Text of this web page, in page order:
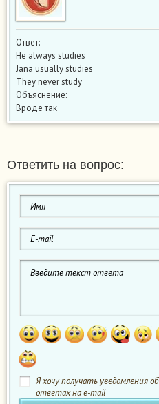
Ответ:
He always studies
Jana usually studies
They never study
Объяснение:
Вроде так
Ответить на вопрос:
Я хочу получать уведомления об
ответах на e-mail